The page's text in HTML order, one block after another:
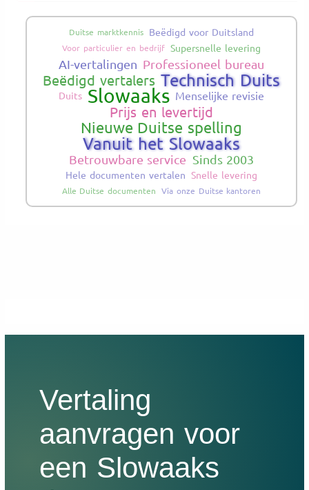
Duitse marktkennis Beëdigd voor Duitsland
Voor particulier en bedrijf Supersnelle levering
AI-vertalingen Professioneel bureau
Beëdigd vertalers Technisch Duits
Duits Slowaaks Menselijke revisie
Prijs en levertijd
Nieuwe Duitse spelling
Vanuit het Slowaaks
Betrouwbare service Sinds 2003
Hele documenten vertalen Snelle levering
Alle Duitse documenten Via onze Duitse kantoren
Vertaling
aanvragen voor
een Slowaaks